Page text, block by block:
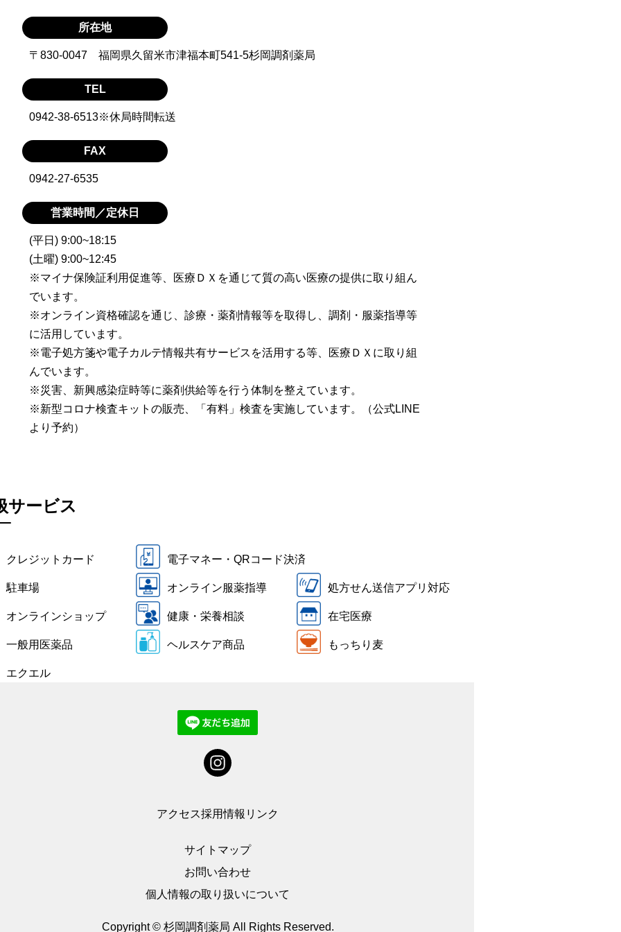
所在地
〒830-0047 福岡県久留米市津福本町541-5杉岡調剤薬局
TEL
0942-38-6513※休局時間転送
FAX
0942-27-6535
営業時間／定休日
(平日) 9:00~18:15
(土曜) 9:00~12:45
※マイナ保険証利用促進等、医療ＤＸを通じて質の高い医療の提供に取り組ん
でいます。
※オンライン資格確認を通じ、診療・薬剤情報等を取得し、調剤・服薬指導等
に活用しています。
※電子処方箋や電子カルテ情報共有サービスを活用する等、医療ＤＸに取り組
んでいます。
※災害、新興感染症時等に薬剤供給等を行う体制を整えています。
※新型コロナ検査キットの販売、「有料」検査を実施しています。（公式LINE
より予約）
サービス
クレジットカード 電子マネー・QRコード決済
駐車場 オンライン服薬指導 処方せん送信アプリ対応
オンラインショップ 健康・栄養相談 在宅医療
一般用医薬品 ヘルスケア商品 もっちり麦
エクエル
アクセス採用情報 リンク
サイトマップ
お問い合わせ
個人情報の取り扱いについて
Copyright © 杉岡調剤薬局 All Rights Reserved.